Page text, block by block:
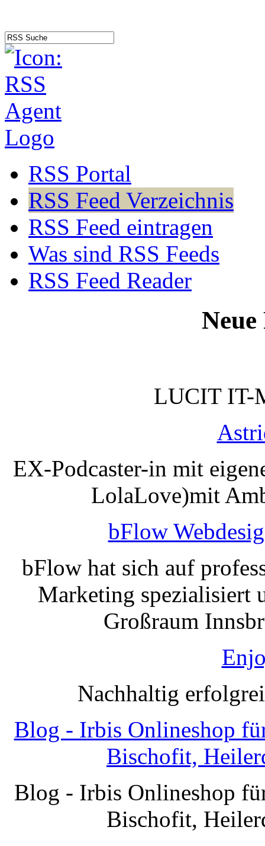
RSS Portal
RSS Feed Verzeichnis
RSS Feed eintragen
Was sind RSS Feeds
RSS Feed Reader
Neue
LUCIT IT-
EX-Podcaster-in mit
LolaLove)mit
bFlow
bFlow hat sich auf
Marketing spezialisiert
Großraum
Nachhaltig
Blog - Irbis Onlineshop
Bischofit,
Blog - Irbis Onlineshop
Bischofit,